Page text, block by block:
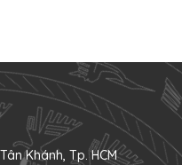
Khánh, Tp. HCM